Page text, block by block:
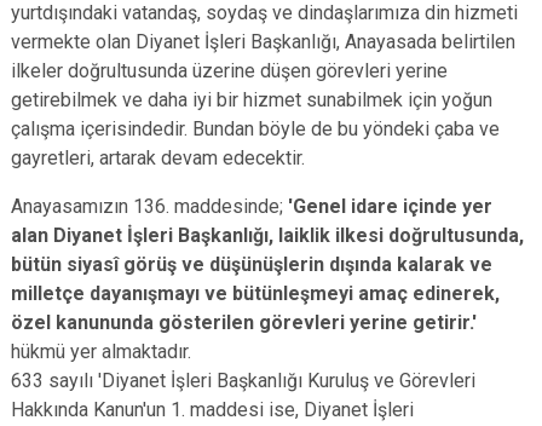
yurtdışındaki vatandaş, soydaş ve dindaşlarımıza din hizmeti
vermekte olan Diyanet İşleri Başkanlığı, Anayasada belirtilen
ilkeler doğrultusunda üzerine düşen görevleri yerine
getirebilmek ve daha iyi bir hizmet sunabilmek için yoğun
çalışma içerisindedir. Bundan böyle de bu yöndeki çaba ve
gayretleri, artarak devam edecektir.
Anayasamızın 136. maddesinde; 'Genel idare içinde yer
alan Diyanet İşleri Başkanlığı, laiklik ilkesi doğrultusunda,
bütün siyasî görüş ve düşünüşlerin dışında kalarak ve
milletçe dayanışmayı ve bütünleşmeyi amaç edinerek,
özel kanununda gösterilen görevleri yerine getirir.'
hükmü yer almaktadır.
633 sayılı 'Diyanet İşleri Başkanlığı Kuruluş ve Görevleri
Hakkında Kanun'un 1. maddesi ise, Diyanet İşleri